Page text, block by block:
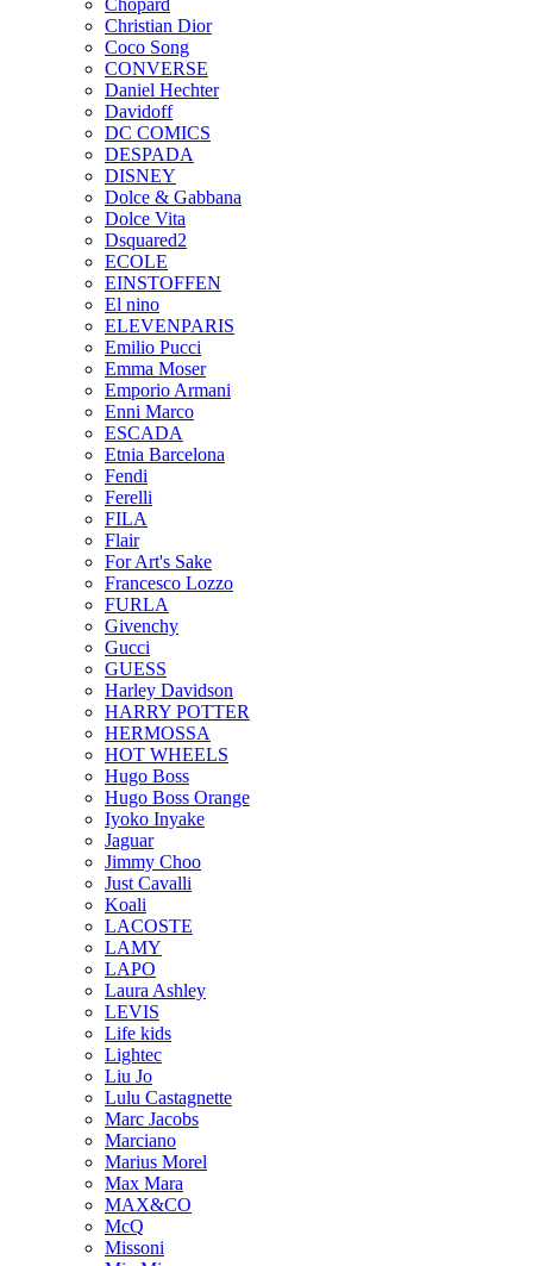
Chopard
Christian Dior
Coco Song
CONVERSE
Daniel Hechter
Davidoff
DC COMICS
DESPADA
DISNEY
Dolce & Gabbana
Dolce Vita
Dsquared2
ECOLE
EINSTOFFEN
El nino
ELEVENPARIS
Emilio Pucci
Emma Moser
Emporio Armani
Enni Marco
ESCADA
Etnia Barcelona
Fendi
Ferelli
FILA
Flair
For Art's Sake
Francesco Lozzo
FURLA
Givenchy
Gucci
GUESS
Harley Davidson
HARRY POTTER
HERMOSSA
HOT WHEELS
Hugo Boss
Hugo Boss Orange
Iyoko Inyake
Jaguar
Jimmy Choo
Just Cavalli
Koali
LACOSTE
LAMY
LAPO
Laura Ashley
LEVIS
Life kids
Lightec
Liu Jo
Lulu Castagnette
Marc Jacobs
Marciano
Marius Morel
Max Mara
MAX&CO
McQ
Missoni